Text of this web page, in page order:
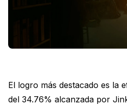
El logro más destacado es la
del 34.76% alcanzada por